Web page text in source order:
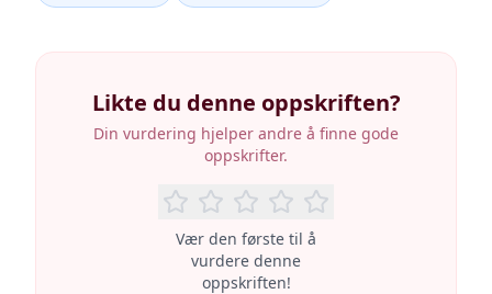
Likte du denne oppskriften?
Din vurdering hjelper andre å finne gode
oppskrifter.
Vær den første til å
vurdere denne
oppskriften!